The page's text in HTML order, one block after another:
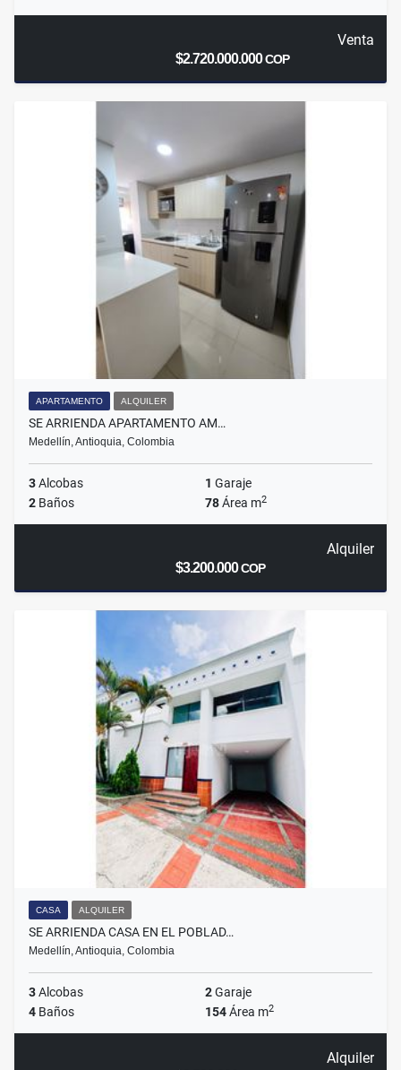
Venta
$2.720.000.000COP
APARTAMENTO ALQUILER
SE ARRIENDA APARTAMENTO AM…
Medellín, Antioquia, Colombia
3Alcobas 1 Garaje
2 Baños 78Área m2
Alquiler
$3.200.000COP
CASA ALQUILER
SE ARRIENDA CASA EN EL POBLAD…
Medellín, Antioquia, Colombia
3Alcobas 2Garaje
4 Baños 154Área m2
Alquiler